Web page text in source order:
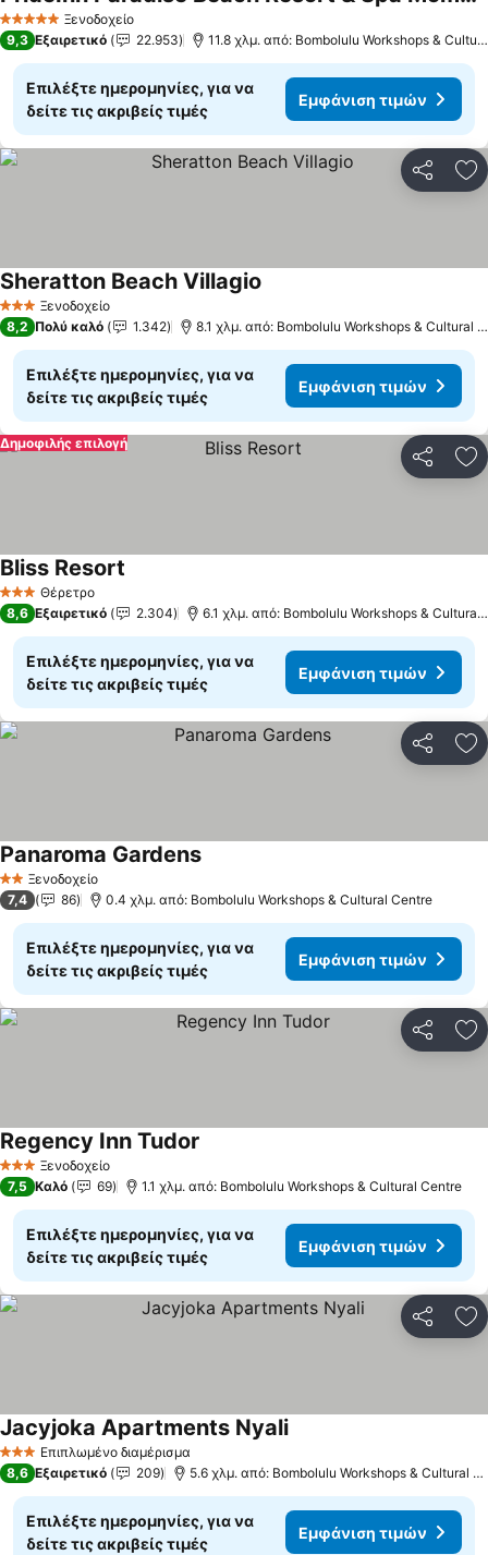
5 Αστέρια Ξενοδοχείο
9,3 Εξαιρετικό 22.953 11.8 χλμ. από: Bombolulu Workshops & Cultural Centre
Επιλέξτε ημερομηνίες, για να
δείτε τις ακριβείς τιμές
Εμφάνιση τιμών
3 ΑστέριαΞενοδοχείο
Sheratton Beach Villagio
8,2 Πολύ καλό 1.342 8.1 χλμ. από: Bombolulu Workshops & Cultural Centre
Επιλέξτε ημερομηνίες, για να
δείτε τις ακριβείς τιμές
Εμφάνιση τιμών
Δημοφιλής επιλογή
3 ΑστέριαΘέρετρο
Bliss Resort
8,6 Εξαιρετικό 2.304 6.1 χλμ. από: Bombolulu Workshops & Cultural Centre
Επιλέξτε ημερομηνίες, για να
δείτε τις ακριβείς τιμές
Εμφάνιση τιμών
2 ΑστέριαΞενοδοχείο
Panaroma Gardens
7,4 86 0.4 χλμ. από: Bombolulu Workshops & Cultural Centre
Επιλέξτε ημερομηνίες, για να
δείτε τις ακριβείς τιμές
Εμφάνιση τιμών
3 ΑστέριαΞενοδοχείο
Regency Inn Tudor
7,5 Καλό 69 1.1 χλμ. από: Bombolulu Workshops & Cultural Centre
Επιλέξτε ημερομηνίες, για να
δείτε τις ακριβείς τιμές
Εμφάνιση τιμών
3 ΑστέριαΕπιπλωμένο διαμέρισμα
Jacyjoka Apartments Nyali
8,6 Εξαιρετικό 209 5.6 χλμ. από: Bombolulu Workshops & Cultural Centre
Επιλέξτε ημερομηνίες, για να
δείτε τις ακριβείς τιμές
Εμφάνιση τιμών